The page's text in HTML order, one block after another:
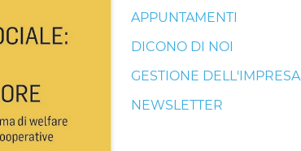
APPUNTAMENTI
DICONO DI NOI
GESTIONE DELL'IMPRESA
NEWSLETTER